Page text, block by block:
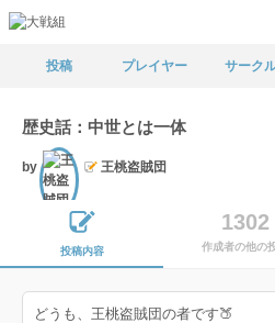
投稿 プレイヤー サーク
歴史話：中世とは一体
by 王桃盗賊団
投稿内容
1302
作成者の他の
どうも、王桃盗賊団の者です🍑